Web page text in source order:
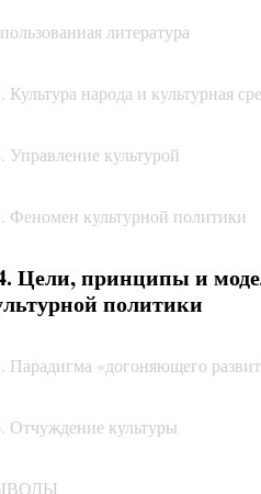
литература
Культура народа и культурная
Управление культурой
Феномен культурной политики
Цели, принципы и
политики
Парадигма «догоняющего
Отчуждение культуры